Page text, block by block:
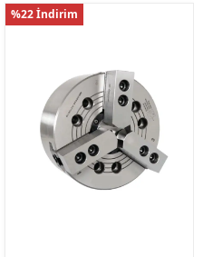
%22 İndirim